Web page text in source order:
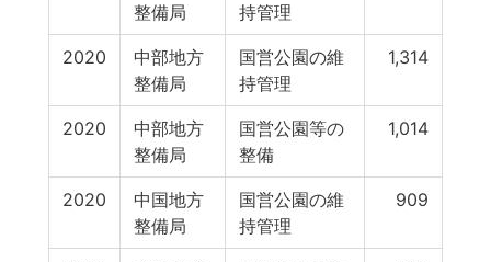
整備局
持管理
2020
中部地方
整備局
国営公園の維
持管理
1,314
2020
中部地方
整備局
国営公園等の
整備
1,014
2020
中国地方
整備局
国営公園の維
持管理
909